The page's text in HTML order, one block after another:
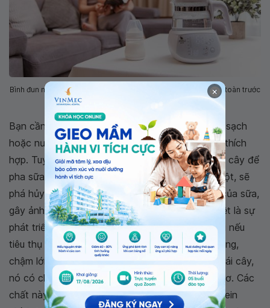
Bình đun nước khử Clo thông minh giúp bạn có nguồn nước an toàn trước
Bạn cần đặc biệt lưu ý: Nên pha sữa bằng nước sạch
hoặc nước uống tinh khiết đóng chai ở nhiệt độ thích
hợp. Tuyệt đối không dùng nước cháo, nước trái cây để
pha sữa. Bởi trong nước cháo sẽ có nhiều tinh bột, sẽ
phá hủy vitamin A trong sữa làm giảm tác dụng của sữa,
gây ảnh hưởng đến sự phát triển của bé, đặc biệt là sự
phát triển trí não. Ngoài ra, trẻ khó hấp thụ canxi nếu
tiêu thụ tinh bột quá nhiều, gây ra chứng còi xương,
chậm lớn, rối loạn tiêu hóa,... Còn đối với nước trái cây,
nó có chứa nhiều vitamin C và một số axit hữu cơ. Các
chất này sẽ làm vón casein- đây là một loại protein
×